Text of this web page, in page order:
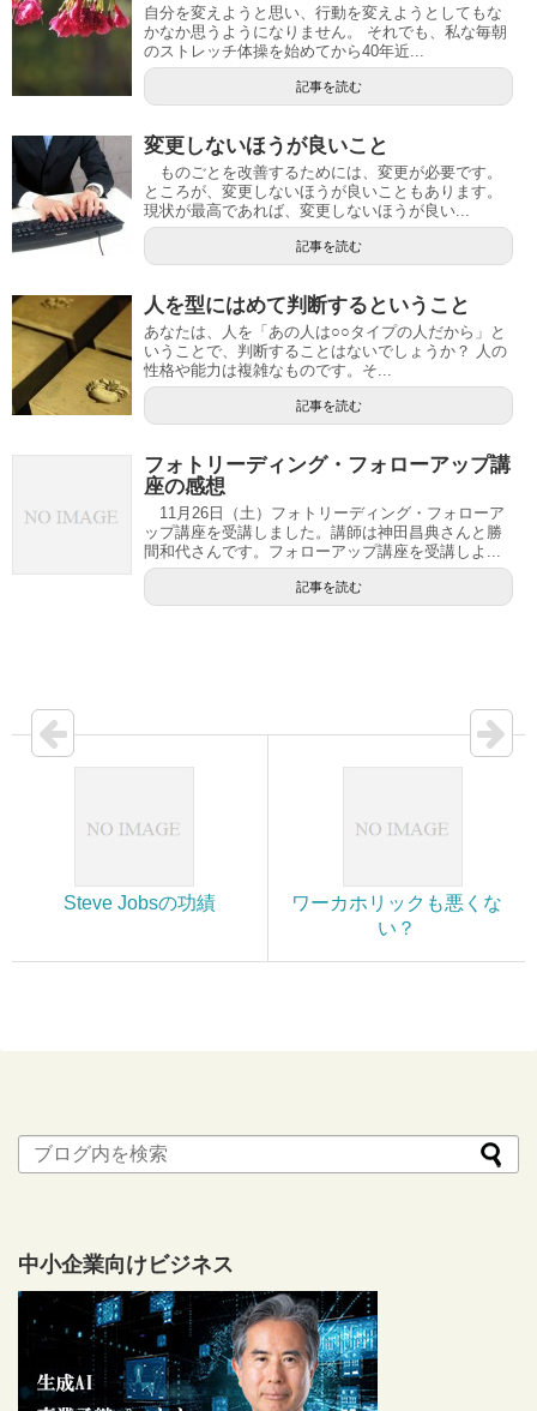
自分を変えようと思い、行動を変えようとしてもな
かなか思うようになりません。 それでも、私な毎朝
のストレッチ体操を始めてから40年近...
記事を読む
変更しないほうが良いこと
ものごとを改善するためには、変更が必要です。
ところが、変更しないほうが良いこともあります。
現状が最高であれば、変更しないほうが良い...
記事を読む
人を型にはめて判断するということ
あなたは、人を「あの人は○○タイプの人だから」と
いうことで、判断することはないでしょうか？ 人の
性格や能力は複雑なものです。そ...
記事を読む
フォトリーディング・フォローアップ講
座の感想
11月26日（土）フォトリーディング・フォローア
ップ講座を受講しました。講師は神田昌典さんと勝
間和代さんです。フォローアップ講座を受講しよ...
記事を読む
Steve Jobsの功績
ワーカホリックも悪くな
い？
中小企業向けビジネス